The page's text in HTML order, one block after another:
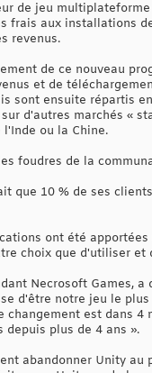
de jeu
aux installations
revenus.
de ce nouveau
et de
sont ensuite répartis
d'autres marchés «
l'Inde ou la Chine.
foudres de la
que 10 % de ses
ont été
choix que d'utiliser et
Necrosoft Games,
d'être notre jeu le
est dans
plus de 4 ans ».
abandonner Unity